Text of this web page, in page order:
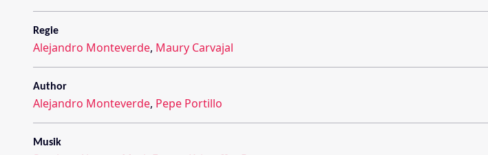
Regie
Alejandro Monteverde, Maury Carvajal
Author
Alejandro Monteverde, Pepe Portillo
Musik